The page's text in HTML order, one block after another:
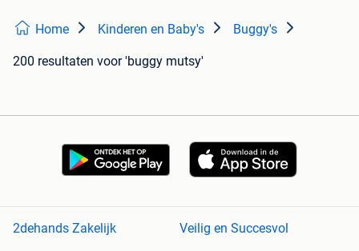
Home Kinderen en Baby's Buggy's
200 resultaten voor 'buggy mutsy'
2dehands Zakelijk Veilig en Succesvol